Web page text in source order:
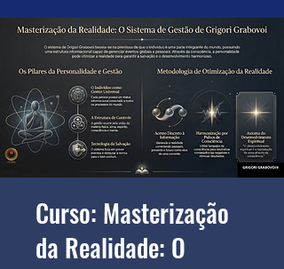
Curso: Masterização
da Realidade: O